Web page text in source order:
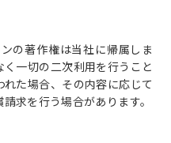
の著作権は当社に帰属しま
一切の二次利用を行うこと
た場合、その内容に応じて
求を行う場合があります。